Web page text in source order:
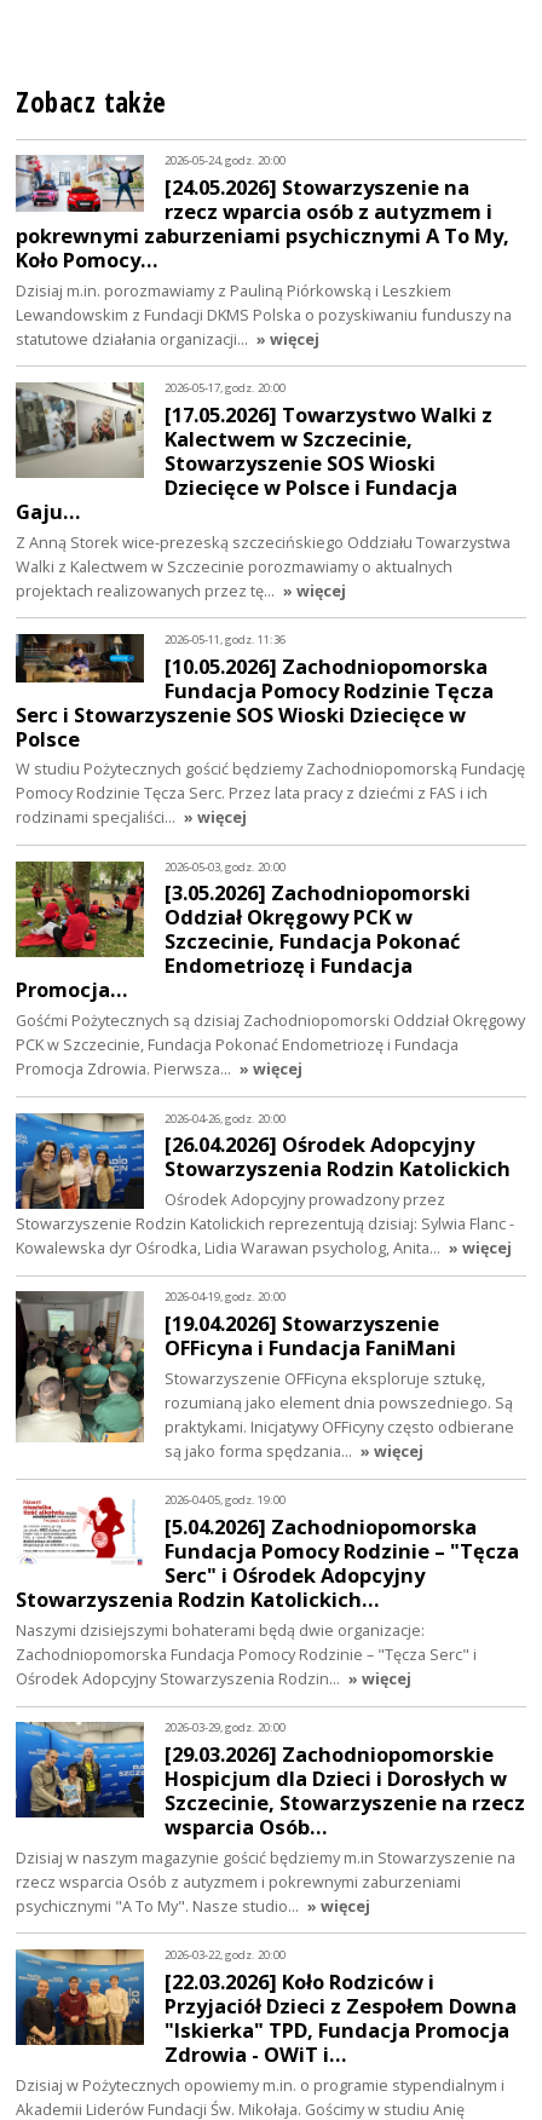
Zobacz także
2026-05-24, godz. 20:00
[24.05.2026] Stowarzyszenie na
rzecz wparcia osób z autyzmem i
pokrewnymi zaburzeniami psychicznymi A To My,
Koło Pomocy…
Dzisiaj m.in. porozmawiamy z Pauliną Piórkowską i Leszkiem
Lewandowskim z Fundacji DKMS Polska o pozyskiwaniu funduszy na
statutowe działania organizacji… » więcej
2026-05-17, godz. 20:00
[17.05.2026] Towarzystwo Walki z
Kalectwem w Szczecinie,
Stowarzyszenie SOS Wioski
Dziecięce w Polsce i Fundacja
Gaju…
Z Anną Storek wice-prezeską szczecińskiego Oddziału Towarzystwa
Walki z Kalectwem w Szczecinie porozmawiamy o aktualnych
projektach realizowanych przez tę… » więcej
2026-05-11, godz. 11:36
[10.05.2026] Zachodniopomorska
Fundacja Pomocy Rodzinie Tęcza
Serc i Stowarzyszenie SOS Wioski Dziecięce w
Polsce
W studiu Pożytecznych gościć będziemy Zachodniopomorską Fundację
Pomocy Rodzinie Tęcza Serc. Przez lata pracy z dziećmi z FAS i ich
rodzinami specjaliści… » więcej
2026-05-03, godz. 20:00
[3.05.2026] Zachodniopomorski
Oddział Okręgowy PCK w
Szczecinie, Fundacja Pokonać
Endometriozę i Fundacja
Promocja…
Gośćmi Pożytecznych są dzisiaj Zachodniopomorski Oddział Okręgowy
PCK w Szczecinie, Fundacja Pokonać Endometriozę i Fundacja
Promocja Zdrowia. Pierwsza… » więcej
2026-04-26, godz. 20:00
[26.04.2026] Ośrodek Adopcyjny
Stowarzyszenia Rodzin Katolickich
Ośrodek Adopcyjny prowadzony przez
Stowarzyszenie Rodzin Katolickich reprezentują dzisiaj: Sylwia Flanc -
Kowalewska dyr Ośrodka, Lidia Warawan psycholog, Anita… » więcej
2026-04-19, godz. 20:00
[19.04.2026] Stowarzyszenie
OFFicyna i Fundacja FaniMani
Stowarzyszenie OFFicyna eksploruje sztukę,
rozumianą jako element dnia powszedniego. Są
praktykami. Inicjatywy OFFicyny często odbierane
są jako forma spędzania… » więcej
2026-04-05, godz. 19:00
[5.04.2026] Zachodniopomorska
Fundacja Pomocy Rodzinie – "Tęcza
Serc" i Ośrodek Adopcyjny
Stowarzyszenia Rodzin Katolickich…
Naszymi dzisiejszymi bohaterami będą dwie organizacje:
Zachodniopomorska Fundacja Pomocy Rodzinie – "Tęcza Serc" i
Ośrodek Adopcyjny Stowarzyszenia Rodzin… » więcej
2026-03-29, godz. 20:00
[29.03.2026] Zachodniopomorskie
Hospicjum dla Dzieci i Dorosłych w
Szczecinie, Stowarzyszenie na rzecz
wsparcia Osób…
Dzisiaj w naszym magazynie gościć będziemy m.in Stowarzyszenie na
rzecz wsparcia Osób z autyzmem i pokrewnymi zaburzeniami
psychicznymi "A To My". Nasze studio… » więcej
2026-03-22, godz. 20:00
[22.03.2026] Koło Rodziców i
Przyjaciół Dzieci z Zespołem Downa
"Iskierka" TPD, Fundacja Promocja
Zdrowia - OWiT i…
Dzisiaj w Pożytecznych opowiemy m.in. o programie stypendialnym i
Akademii Liderów Fundacji Św. Mikołaja. Gościmy w studiu Anię